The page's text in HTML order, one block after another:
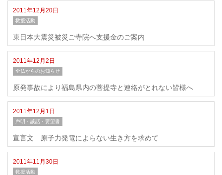
2011年12月20日
救援活動
東日本大震災被災ご寺院へ支援金のご案内
2011年12月2日
全仏からのお知らせ
原発事故により福島県内の菩提寺と連絡がとれない皆様へ
2011年12月1日
声明・談話・要望書
宣言文 原子力発電によらない生き方を求めて
2011年11月30日
救援活動